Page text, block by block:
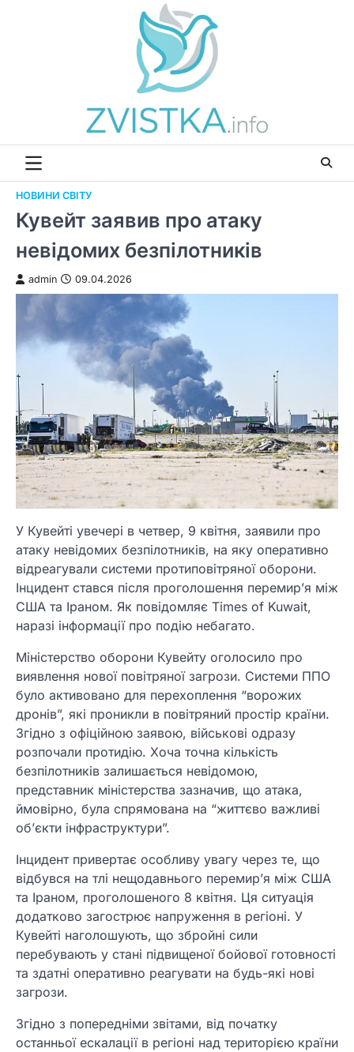
НОВИНИ СВІТУ
Кувейт заявив про атаку
невідомих безпілотників
admin 09.04.2026
У Кувейті увечері в четвер, 9 квітня, заявили про
атаку невідомих безпілотників, на яку оперативно
відреагували системи протиповітряної оборони.
Інцидент стався після проголошення перемир’я між
США та Іраном. Як повідомляє Times of Kuwait,
наразі інформації про подію небагато.
Міністерство оборони Кувейту оголосило про
виявлення нової повітряної загрози. Системи ППО
було активовано для перехоплення “ворожих
дронів”, які проникли в повітряний простір країни.
Згідно з офіційною заявою, військові одразу
розпочали протидію. Хоча точна кількість
безпілотників залишається невідомою,
представник міністерства зазначив, що атака,
ймовірно, була спрямована на “життєво важливі
об’єкти інфраструктури”.
Інцидент привертає особливу увагу через те, що
відбувся на тлі нещодавнього перемир’я між США
та Іраном, проголошеного 8 квітня. Ця ситуація
додатково загострює напруження в регіоні. У
Кувейті наголошують, що збройні сили
перебувають у стані підвищеної бойової готовності
та здатні оперативно реагувати на будь-які нові
загрози.
Згідно з попередніми звітами, від початку
останньої ескалації в регіоні над територією країни